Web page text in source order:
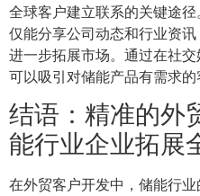
全球客户建立联系的关键途
仅能分享公司动态和行业资
进一步拓展市场。通过在社
可以吸引对储能产品有需求的
结语：精准的外
能行业企业拓展
在外贸客户开发中，储能行